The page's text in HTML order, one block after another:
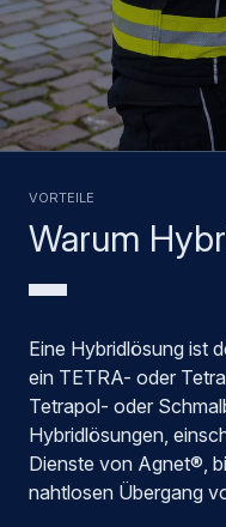
Warum
VORTEILE
Eine Hybridlösung ist
ein TETRA- oder
Tetrapol- oder
Hybridlösungen,
Dienste von Agnet®,
nahtlosen Übergang